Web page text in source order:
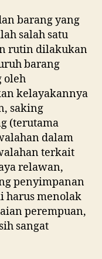
barang yang
salah satu
rutin dilakukan
barang
oleh
kelayakannya
saking
(terutama
dalam
terkait
relawan,
penyimpanan
harus menolak
perempuan,
sangat